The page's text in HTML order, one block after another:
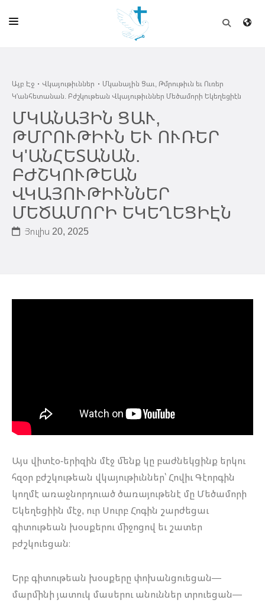
ԵԿԵՂԵՑԻ
ՈՒՂԻՂ
ԴՊՐՈՑ
ՀՐԱՊԱՐԱԿՈՒՄՆԵՐ
ՆՈՒԻՐԱՏՈՒՈՒԹԻՒՆ
ԾՐԱԳԻՐՆԵՐ ԵՒ ՓՈՏՔԱՍԹՆԵՐ
ՇԻՆԱՐԱՐՈՒԹԻՒՆ
Այբ Էջ Վկայութիւններ
Մկանային Ցաւ, Թմրութիւն եւ Ուռեր
Կ'անհետանան. Բժշկութեան Վկայութիւններ Մեծամորի Եկեղեցիէն
ՄԿԱՆԱՅԻՆ ՑԱՒ,
ԹՄՐՈՒԹԻՒՆ ԵՒ ՈՒՌԵՐ
Կ'ԱՆՀԵՏԱՆԱՆ.
ԲԺՇԿՈՒԹԵԱՆ
ՎԿԱՅՈՒԹԻՒՆՆԵՐ
ՄԵԾԱՄՈՐԻ ԵԿԵՂԵՑԻԷՆ
Յուլիս 20, 2025
Այս վիտէօ-երիզին մէջ մենք կը բաժնեկցինք երկու
հզօր բժշկութեան վկայութիւններ՝ Հովիւ Գէորգին
կողմէ առաջնորդուած ծառայութենէ մը Մեծամորի
Եկեղեցիին մէջ, ուր Սուրբ Հոգին շարժեցաւ
գիտութեան խօսքերու միջոցով եւ շատեր
բժշկուեցան։
Երբ գիտութեան խօսքերը փոխանցուեցան—
մարմինի յատուկ մասերու անուններ տրուեցան—